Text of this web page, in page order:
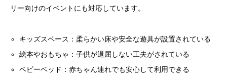
リー向けのイベントにも対応しています。
キッズスペース：柔らかい床や安全な遊具が設置されている
絵本やおもちゃ：子供が退屈しない工夫がされている
ベビーベッド：赤ちゃん連れでも安心して利用できる